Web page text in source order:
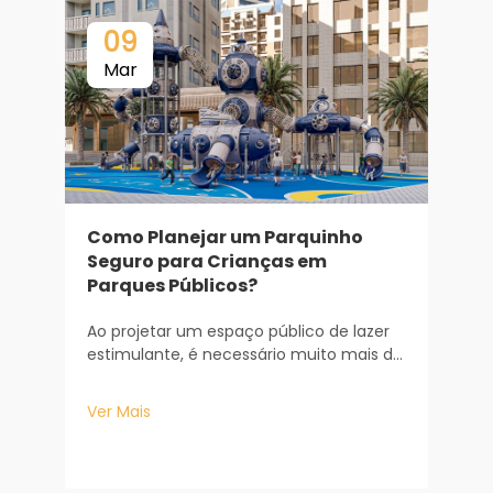
09
Mar
Como Planejar um Parquinho
Seguro para Crianças em
Parques Públicos?
Ao projetar um espaço público de lazer
estimulante, é necessário muito mais do
equipamentos de recreação. Trata-se
de uma consideração sofisticada sob os
Ver Mais